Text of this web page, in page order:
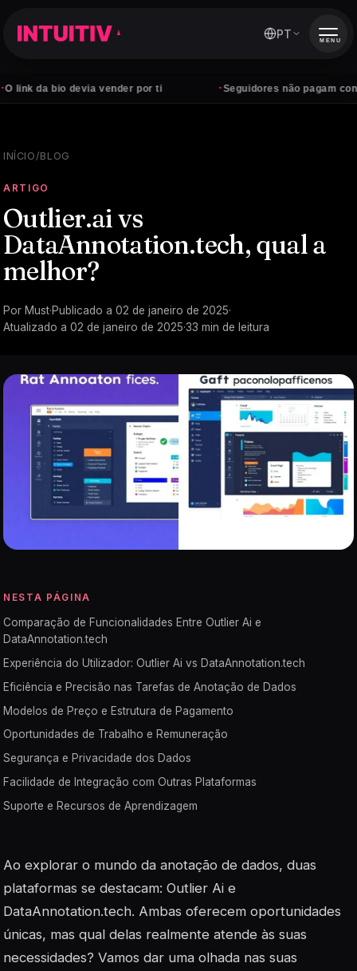
devia vender por ti Seguidores não pagam contas —
PT MENU
INÍCIO/BLOG
ARTIGO
Outlier.ai vs
DataAnnotation.tech, qual a
melhor?
Por Must·Publicado a 02 de janeiro de 2025·
Atualizado a 02 de janeiro de 2025·33 min de leitura
NESTA PÁGINA
Comparação de Funcionalidades Entre Outlier Ai e
DataAnnotation.tech
Experiência do Utilizador: Outlier Ai vs DataAnnotation.tech
Eficiência e Precisão nas Tarefas de Anotação de Dados
Modelos de Preço e Estrutura de Pagamento
Oportunidades de Trabalho e Remuneração
Segurança e Privacidade dos Dados
Facilidade de Integração com Outras Plataformas
Suporte e Recursos de Aprendizagem
Ao explorar o mundo da anotação de dados, duas
plataformas se destacam: Outlier Ai e
DataAnnotation.tech. Ambas oferecem oportunidades
únicas, mas qual delas realmente atende às suas
necessidades? Vamos dar uma olhada nas suas